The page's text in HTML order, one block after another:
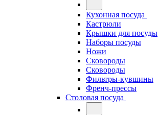
Кухонная посуда
Кастрюли
Крышки для посуды
Наборы посуды
Ножи
Сковороды
Сковороды
Фильтры-кувшины
Френч-прессы
Столовая посуда